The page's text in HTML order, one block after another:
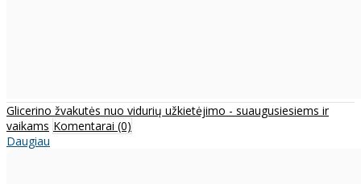
Glicerino žvakutės nuo vidurių užkietėjimo - suaugusiesiems ir
vaikams Komentarai (0)
Daugiau